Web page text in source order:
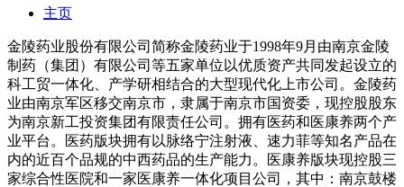
主页
金陵药业股份有限公司简称金陵药业于1998年9月由南京金陵
制药（集团）有限公司等五家单位以优质资产共同发起设立的
科工贸一体化、产学研相结合的大型现代化上市公司。金陵药
业由南京军区移交南京市，隶属于南京市国资委，现控股股东
为南京新工投资集团有限责任公司。拥有医药和医康养两个产
业平台。医药版块拥有以脉络宁注射液、速力菲等知名产品在
内的近百个品规的中西药品的生产能力。医康养版块现控股三
家综合性医院和一家医康养一体化项目公司，其中：南京鼓楼